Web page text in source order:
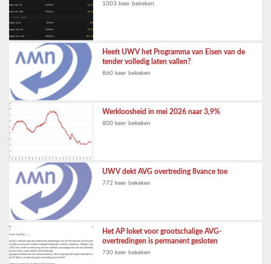
1003 keer bekeken
Heeft UWV het Programma van Eisen van de
tender volledig laten vallen?
860 keer bekeken
Werkloosheid in mei 2026 naar 3,9%
800 keer bekeken
UWV dekt AVG overtreding 8vance toe
772 keer bekeken
Het AP loket voor grootschalige AVG-
overtredingen is permanent gesloten
730 keer bekeken